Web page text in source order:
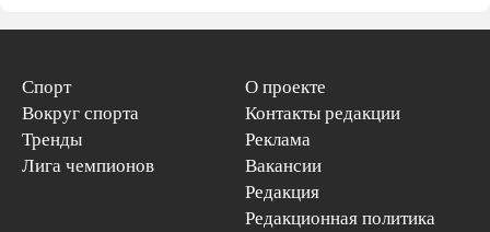
Спорт
Вокруг спорта
Тренды
Лига чемпионов
О проекте
Контакты редакции
Реклама
Вакансии
Редакция
Редакционная политика